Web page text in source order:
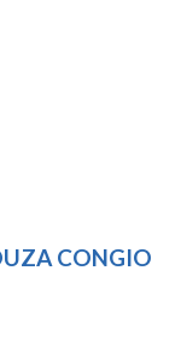
CONGIO